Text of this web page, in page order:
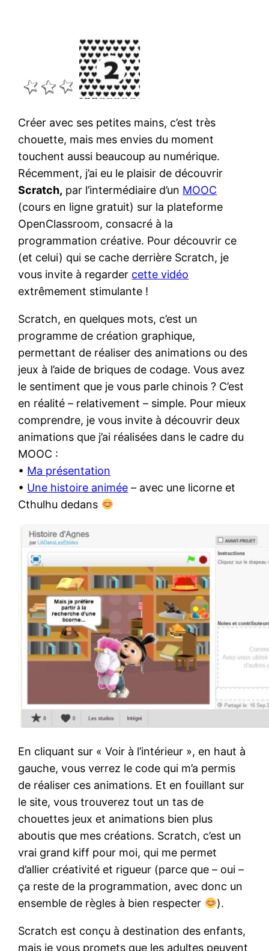
Créer avec ses petites mains, c’est très
chouette, mais mes envies du moment
touchent aussi beaucoup au numérique.
Récemment, j’ai eu le plaisir de découvrir
Scratch, par l’intermédiaire d’un MOOC
(cours en ligne gratuit) sur la plateforme
OpenClassroom, consacré à la
programmation créative. Pour découvrir ce
(et celui) qui se cache derrière Scratch, je
vous invite à regarder cette vidéo
extrêmement stimulante !
Scratch, en quelques mots, c’est un
programme de création graphique,
permettant de réaliser des animations ou des
jeux à l’aide de briques de codage. Vous avez
le sentiment que je vous parle chinois ? C’est
en réalité – relativement – simple. Pour mieux
comprendre, je vous invite à découvrir deux
animations que j’ai réalisées dans le cadre du
MOOC :
• Ma présentation
• Une histoire animée – avec une licorne et
Cthulhu dedans
En cliquant sur « Voir à l’intérieur », en haut à
gauche, vous verrez le code qui m’a permis
de réaliser ces animations. Et en fouillant sur
le site, vous trouverez tout un tas de
chouettes jeux et animations bien plus
aboutis que mes créations. Scratch, c’est un
vrai grand kiff pour moi, qui me permet
d’allier créativité et rigueur (parce que – oui –
ça reste de la programmation, avec donc un
ensemble de règles à bien respecter
).
Scratch est conçu à destination des enfants,
mais je vous promets que les adultes peuvent